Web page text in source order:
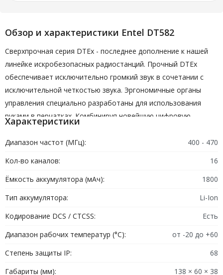
Обзор и характеристики Entel DT582
Сверхпрочная серия DTEx - последнее дополнение к нашей
линейке искробезопасных радиостанций. Прочный DTEx
обеспечивает исключительно громкий звук в сочетании с
исключительной четкостью звука. Эргономичные органы
управления специально разработаны для использования
руками в перчатках. Комбинируя новейшую цифровую
технологию DMR с лучшими достижениями нефтяной группы
Atex, серия DTEx предлагает высочайший уровень
полностью погруженное устройство DTEx в самых
экстремальных и суровых условиях.
Характеристики
Диапазон частот (МГц):
400 - 470
Кол-во каналов:
16
Ёмкость аккумулятора (мАч):
1800
Тип аккумулятора:
Li-Ion
Кодирование DCS / CTCSS:
Есть
Диапазон рабочих температур (°C):
от -20 до +60
Степень защиты IP:
68
Габариты (мм):
138 × 60 × 38